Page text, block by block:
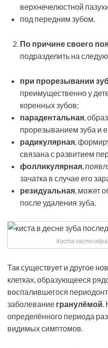
верхнечелюстной
под передним зубом.
По причине своего
подразделить на
при прорезывании
преимущественно у
коренных зубов;
парадентальная,
прорезыванием зуба и
радикулярная,
связана с развитием
фолликулярная,
зачатка в случае его
резидуальная, может
после удаления зуба.
Киста часто
Так существует и другое
клетках, образующееся
воспалившегося
заболевание гранулёмой.
определённого периода
видимых симптомов.